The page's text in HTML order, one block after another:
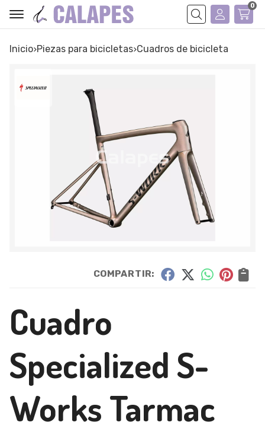
Buscar
0
Inicio piezas para bicicletas cuadros de bicicleta
COMPARTIR:
Cuadro
Specialized S-
Works Tarmac